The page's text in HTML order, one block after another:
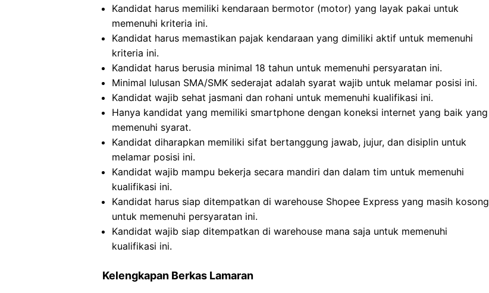
Kandidat harus memiliki kendaraan bermotor (motor) yang layak pakai untuk
memenuhi kriteria ini.
Kandidat harus memastikan pajak kendaraan yang dimiliki aktif untuk memenuhi
kriteria ini.
Kandidat harus berusia minimal 18 tahun untuk memenuhi persyaratan ini.
Minimal lulusan SMA/SMK sederajat adalah syarat wajib untuk melamar posisi ini.
Kandidat wajib sehat jasmani dan rohani untuk memenuhi kualifikasi ini.
Hanya kandidat yang memiliki smartphone dengan koneksi internet yang baik yang
memenuhi syarat.
Kandidat diharapkan memiliki sifat bertanggung jawab, jujur, dan disiplin untuk
melamar posisi ini.
Kandidat wajib mampu bekerja secara mandiri dan dalam tim untuk memenuhi
kualifikasi ini.
Kandidat harus siap ditempatkan di warehouse Shopee Express yang masih kosong
untuk memenuhi persyaratan ini.
Kandidat wajib siap ditempatkan di warehouse mana saja untuk memenuhi
kualifikasi ini.
Kelengkapan Berkas Lamaran